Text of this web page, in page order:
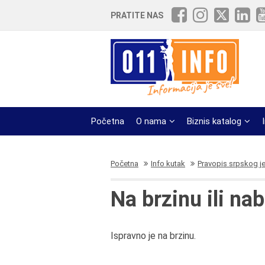
PRATITE NAS
Početna O nama Biznis katalog
Početna Info kutak Pravopis srpskog
Na brzinu ili
Ispravno je na brzinu.